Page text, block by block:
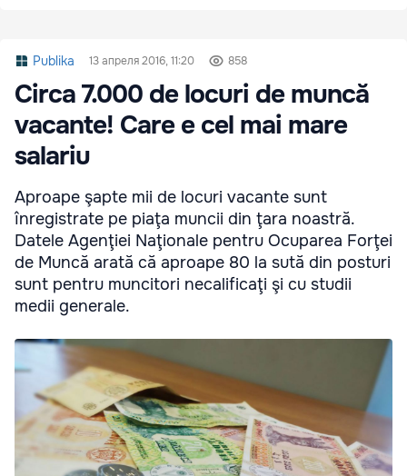
Publika 13 апреля 2016, 11:20 858
Circa 7.000 de locuri de muncă
vacante! Care e cel mai mare
salariu
Aproape şapte mii de locuri vacante sunt
înregistrate pe piaţa muncii din ţara noastră.
Datele Agenţiei Naţionale pentru Ocuparea Forţei
de Muncă arată că aproape 80 la sută din posturi
sunt pentru muncitori necalificaţi şi cu studii
medii generale.